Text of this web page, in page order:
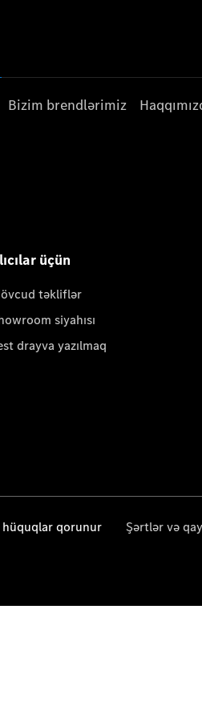
Bizim brendlərimiz
üçün
təkliflər
siyahısı
drayva yazılmaq
hüquqlar qorunur Şərtlər və